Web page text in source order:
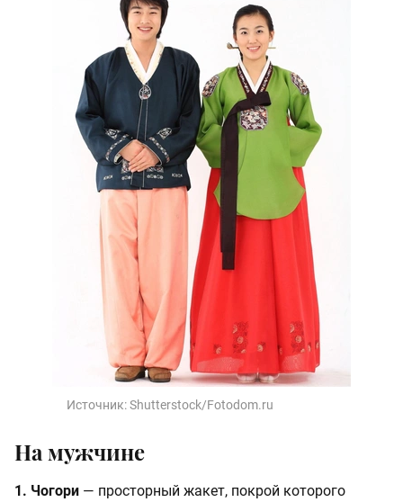
Источник:Shutterstock/Fotodom.ru
На мужчине
1. Чогори — просторный жакет, покрой которого